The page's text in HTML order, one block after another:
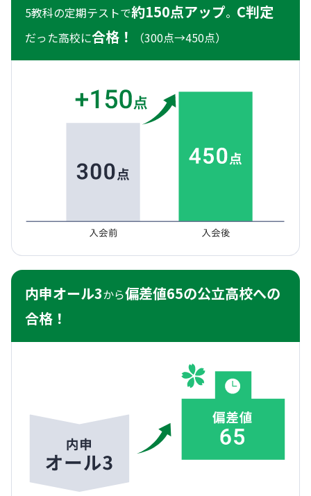
5教科の定期テストで約150点アップ。 C判定
だった高校に合格！ （300点→450点）
内申オール3から偏差値65の公立高校への
合格！